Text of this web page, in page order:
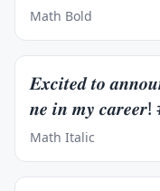
Math Bold
𝑬𝒙𝒄𝒊𝒕𝒆𝒅 𝒕𝒐
𝒏𝒆 𝒊𝒏 𝒎𝒚
Math Italic